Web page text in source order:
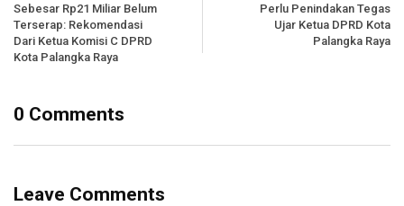
Sebesar Rp21 Miliar Belum
Terserap: Rekomendasi
Dari Ketua Komisi C DPRD
Kota Palangka Raya
Perlu Penindakan Tegas
Ujar Ketua DPRD Kota
Palangka Raya
0 Comments
Leave Comments